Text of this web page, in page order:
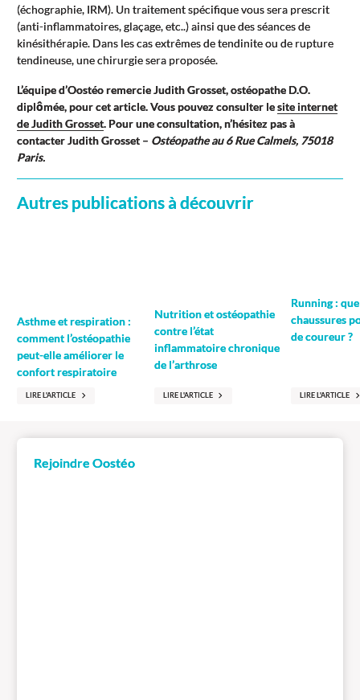
(échographie, IRM). Un traitement spécifique vous sera prescrit
(anti-inflammatoires, glaçage, etc..) ainsi que des séances de
kinésithérapie. Dans les cas extrêmes de tendinite ou de rupture
tendineuse, une chirurgie sera proposée.
L’équipe d’Oostéo remercie Judith Grosset, ostéopathe D.O.
diplômée, pour cet article. Vous pouvez consulter lesite internet
de Judith Grosset. Pour une consultation, n’hésitez pas à
contacter Judith Grosset – Ostéopathe au 6 Rue Calmels, 75018
Paris.
Autres publications à découvrir
Asthme et respiration :
comment l’ostéopathie
peut-elle améliorer le
confort respiratoire
LIRE L'ARTICLE
Nutrition et ostéopathie
contre l’état
inflammatoire chronique
de l’arthrose
LIRE L'ARTICLE
Running :
chaussures
de coureur ?
LIRE L'ARTICLE
Rejoindre Oostéo